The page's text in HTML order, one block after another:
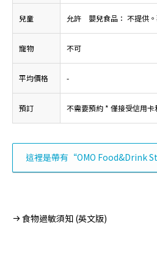
兒童 允許 嬰兒食品： 不提供
寵物 不可
平均價格 -
預訂 不需要預約 * 僅接受信用卡
這裡是帶有“OMO Food&Drink
食物過敏須知 (英文版)